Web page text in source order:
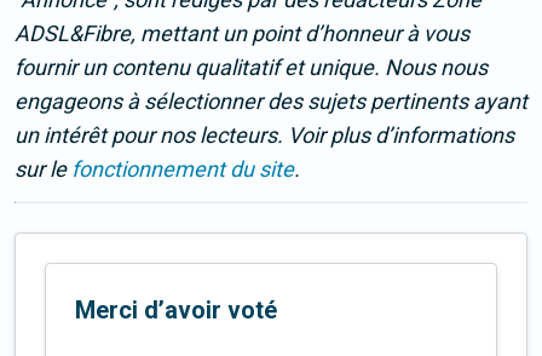
ADSL&Fibre, mettant un point d’honneur à vous
fournir un contenu qualitatif et unique. Nous nous
engageons à sélectionner des sujets pertinents ayant
un intérêt pour nos lecteurs. Voir plus d’informations
sur le fonctionnement du site.
Merci d’avoir voté